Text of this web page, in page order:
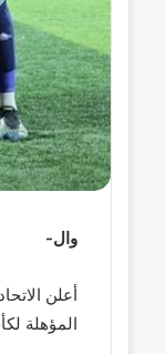
وال-
أعلن
المؤهلة لكأس